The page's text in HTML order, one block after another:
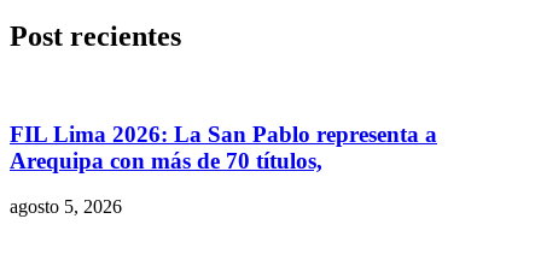
Post recientes
FIL Lima 2026: La San Pablo representa a
Arequipa con más de 70 títulos,
agosto 5, 2026